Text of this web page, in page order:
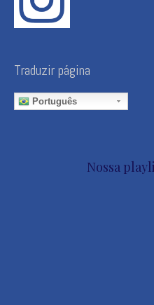
Traduzir página
Português
Nossa